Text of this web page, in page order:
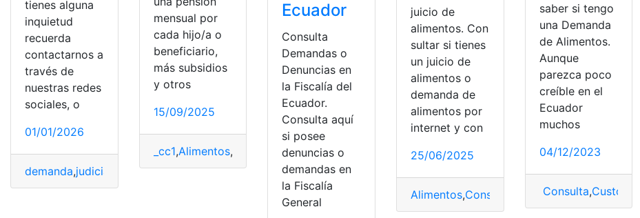
tienes alguna
inquietud
recuerda
contactarnos a
través de
nuestras redes
sociales, o
01/01/2026
demanda,judicial
mensual por
cada hijo/a o
beneficiario,
más subsidios
y otros
15/09/2025
_cc1,Alimentos, ,formulario ,Función Judicial ,pensiones alimenticias
Ecuador
Consulta
Demandas o
Denuncias en
la Fiscalía del
Ecuador.
Consulta aquí
si posee
denuncias o
demandas en
la Fiscalía
General
juicio de
alimentos. Con
sultar si tienes
un juicio de
alimentos o
demanda de
alimentos por
internet y con
25/06/2025
Alimentos,Consejo de la Judicatura,demanda
saber si tengo
una Demanda
de Alimentos.
Aunque
parezca poco
creíble en el
Ecuador
muchos
04/12/2023
Consulta,Custodia